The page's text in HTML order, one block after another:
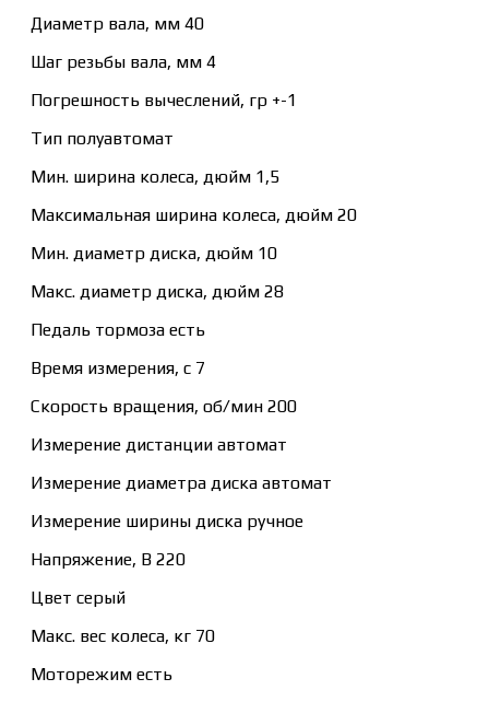
Диаметр вала, мм 40
Шаг резьбы вала, мм 4
Погрешность вычеслений, гр +-1
Тип полуавтомат
Мин. ширина колеса, дюйм 1,5
Максимальная ширина колеса, дюйм 20
Мин. диаметр диска, дюйм 10
Макс. диаметр диска, дюйм 28
Педаль тормоза есть
Время измерения, с 7
Скорость вращения, об/мин 200
Измерение дистанции автомат
Измерение диаметра диска автомат
Измерение ширины диска ручное
Напряжение, В 220
Цвет серый
Макс. вес колеса, кг 70
Моторежим есть